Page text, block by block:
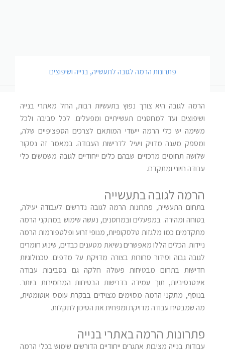
פתרונות הרמה לגובה לתעשייה, בנייה ושיפוצים
הרמה לגובה היא צורך נפוץ בתעשיות רבות, החל מאתרי בנייה
ושיפוצים ועד למחסנים תעשייתיים ומפעלים. לכל סביבה ולכל
משימה יש כלי הרמה ייעודי המותאם לצרכים הספציפיים שלה,
ומספק מענה מדויק ויעיל לדרישות העבודה. במאמר זה נסקור
שלושה תחומים מרכזיים שבהם כלים ייחודיים לגובה משמשים כלי
עבודה חיוני ומתקדם.
הרמה לגובה בתעשייה
בתחום התעשייה, פתרונות הרמה לגובה נדרשים לעבודה יעילה,
בטוחה ומהירה. במפעלים ובמחסנים, נעשה שימוש במתקני הרמה
מתקדמים כמו מלגזות טלסקופיות, מנופי זרוע ופלטפורמות הרמה
ניידות. הכלים הללו מאפשרים נשיאת מטענים כבדים, שינוע חומרים
לגובה גבוה וסידור סחורות בצורה מדויקת על מדפים. טכנולוגיות
חדישות בתחום מבטיחות פעולה חלקה גם בסביבות עבודה
אינטנסיביות, תוך עמידה בדרישות הבטיחות המחמירות ביותר.
בנוסף, מתקני הרמה מסוימים מצוידים בבקרת עומס אוטומטית,
מה שמבטיח עבודה מדויקת ומפחית את הסיכון לתקלות.
פתרונות הרמה באתרי בנייה
עבודות בנייה מציבות אתגרים ייחודיים הדורשים שימוש בכלי הרמה